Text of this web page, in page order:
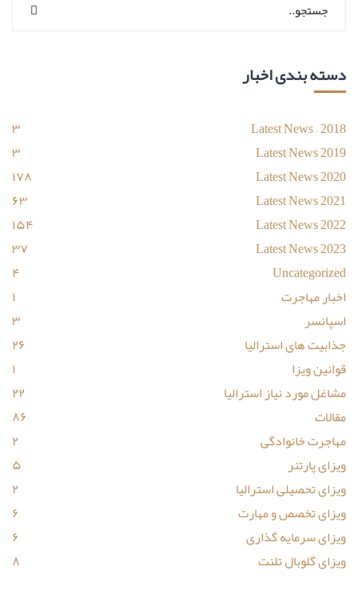
دسته بندی اخبار
Latest News – 2018
۳
Latest News 2019
۳
Latest News 2020
۱۷۸
Latest News 2021
۶۳
Latest News 2022
۱۵۴
Latest News 2023
۳۷
Uncategorized
۴
اخبار مهاجرت
۱
اسپانسر
۳
جذابیت های استرالیا
۲۶
قوانین ویزا
۱
مشاغل مورد نیاز استرالیا
۲۲
مقالات
۸۶
مهاجرت خانوادگی
۲
ویزای پارتنر
۵
ویزای تحصیلی استرالیا
۲
ویزای تخصص و مهارت
۶
ویزای سرمایه گذاری
۶
ویزای گلوبال تلنت
۸